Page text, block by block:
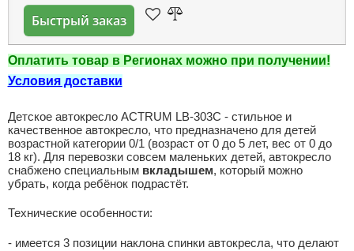
Быстрый заказ
Оплатить товар в Регионах можно при получении!
Условия доставки
Детское автокресло ACTRUM LB-303C - стильное и
качественное автокресло, что предназначено для детей
возрастной категории 0/1 (возраст от 0 до 5 лет, вес от 0 до
18 кг). Для перевозки совсем маленьких детей, автокресло
снабжено специальным вкладышем, который можно
убрать, когда ребёнок подрастёт.
Технические особенности:
- имеется 3 позиции наклона спинки автокресла, что делают